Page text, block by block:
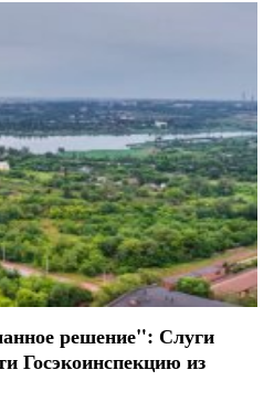
решение": Слуги
Госэкоинспекцию из